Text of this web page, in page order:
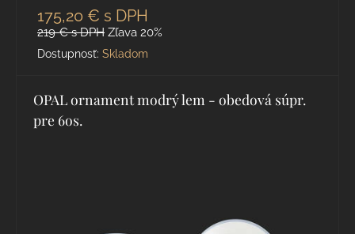
175,20 € s DPH
219 €s DPH Zľava 20%
Dostupnosť: Skladom
OPAL ornament modrý lem - obedová súpr.
pre 6os.